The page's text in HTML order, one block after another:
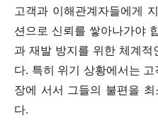
고객과 이해관계자들에게
션으로 신뢰를 쌓아나가야
과 재발 방지를 위한 체계적
다. 특히 위기 상황에서는
장에 서서 그들의 불편을
다.